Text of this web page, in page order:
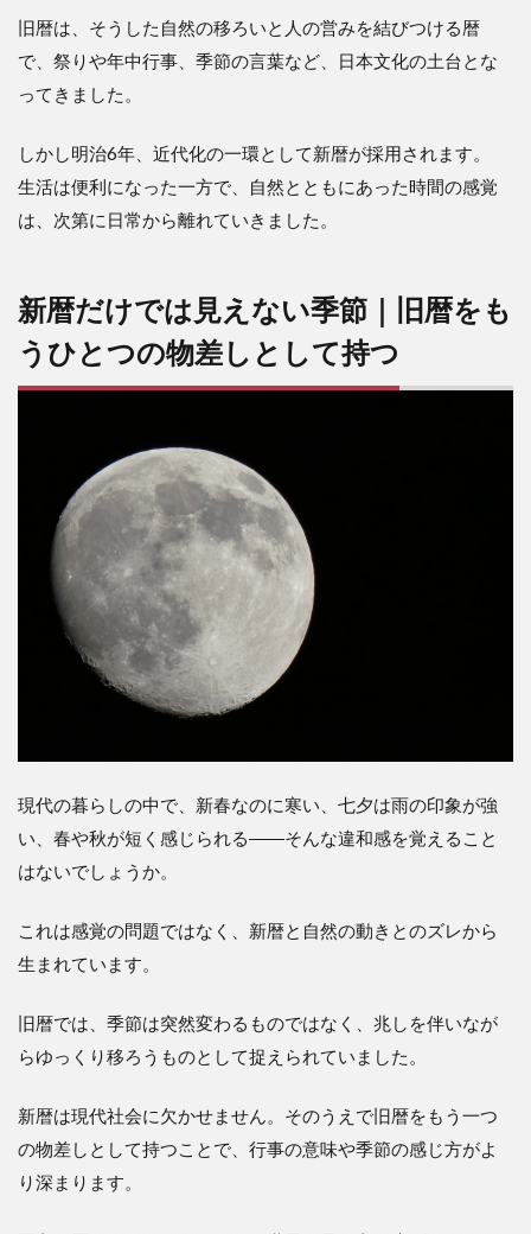
旧暦は、そうした自然の移ろいと人の営みを結びつける暦
で、祭りや年中行事、季節の言葉など、日本文化の土台とな
ってきました。
しかし明治6年、近代化の一環として新暦が採用されます。
生活は便利になった一方で、自然とともにあった時間の感覚
は、次第に日常から離れていきました。
新暦だけでは見えない季節｜旧暦をも
うひとつの物差しとして持つ
現代の暮らしの中で、新春なのに寒い、七夕は雨の印象が強
い、春や秋が短く感じられる――そんな違和感を覚えること
はないでしょうか。
これは感覚の問題ではなく、新暦と自然の動きとのズレから
生まれています。
旧暦では、季節は突然変わるものではなく、兆しを伴いなが
らゆっくり移ろうものとして捉えられていました。
新暦は現代社会に欠かせません。そのうえで旧暦をもう一つ
の物差しとして持つことで、行事の意味や季節の感じ方がよ
り深まります。